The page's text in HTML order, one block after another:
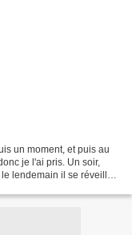
un moment, et puis au
je l'ai pris. Un soir,
lendemain il se réveille